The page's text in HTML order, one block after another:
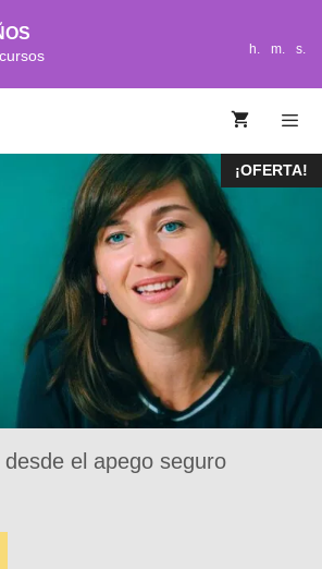
h. m. s.
¡OFERTA!
el apego seguro